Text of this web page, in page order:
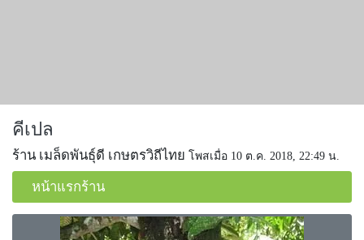
คีเปล
ร้าน เมล็ดพันธุ์ดี เกษตรวิถีไทย โพสเมื่อ 10 ต.ค. 2018, 22:49 น.
หน้าแรกร้าน